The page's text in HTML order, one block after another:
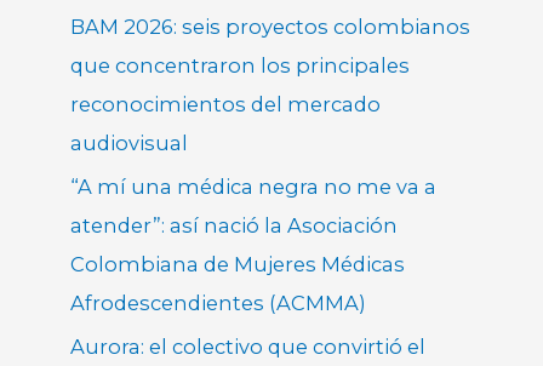
BAM 2026: seis proyectos colombianos
que concentraron los principales
reconocimientos del mercado
audiovisual
“A mí una médica negra no me va a
atender”: así nació la Asociación
Colombiana de Mujeres Médicas
Afrodescendientes (ACMMA)
Aurora: el colectivo que convirtió el